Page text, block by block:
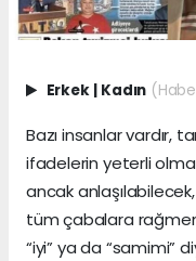
Erkek Kadın
Bazı insanlar vardır,
ifadelerin yeterli
ancak
tüm çabalara
“iyi” ya da “samimi”